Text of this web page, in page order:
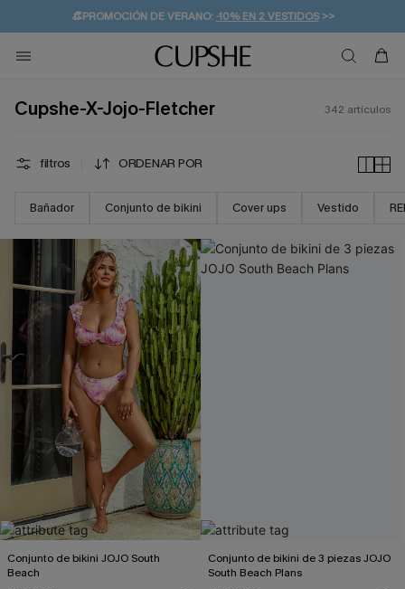
👒PROMOCIÓN DE VERANO:-10% EN 2 VESTIDOS>>
💌¡SUSCRIBIRSE & GANAR -10% EXTRA!
🚚ENVÍO GRATUITO A PARTIR DE 49 € >>
Cupshe-X-Jojo-Fletcher 342 artículos
filtros ORDENAR POR
Bañador Conjunto de bikini Cover ups Vestido
Conjunto de bikini JOJO South
Beach
Conjunto de bikini de 3 piezas JOJO
South Beach Plans